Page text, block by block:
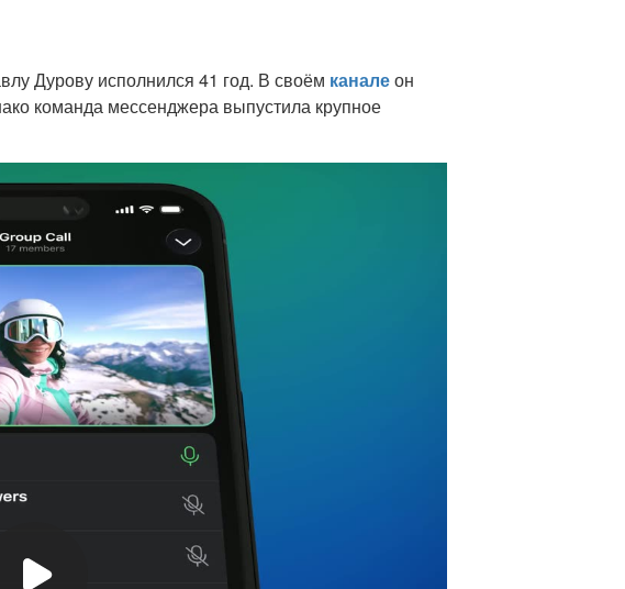
Дурову исполнился 41 год. В своём каналеон
команда мессенджера выпустила крупное